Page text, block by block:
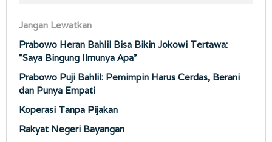
Jangan Lewatkan
Prabowo Heran Bahlil Bisa Bikin Jokowi Tertawa:
“Saya Bingung Ilmunya Apa”
Prabowo Puji Bahlil: Pemimpin Harus Cerdas, Berani
dan Punya Empati
Koperasi Tanpa Pijakan
Rakyat Negeri Bayangan